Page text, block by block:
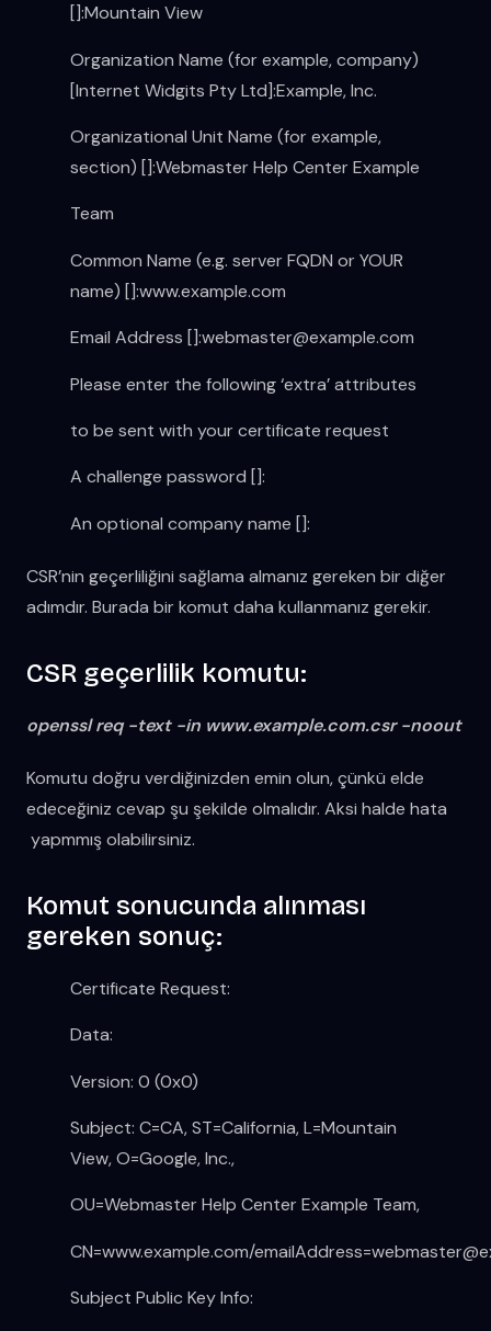
[]:Mountain View
Organization Name (for example, company)
[Internet Widgits Pty Ltd]:Example, Inc.
Organizational Unit Name (for example,
section) []:Webmaster Help Center Example
Team
Common Name (e.g. server FQDN or YOUR
name) []:www.example.com
Email Address []:webmaster@example.com
Please enter the following ‘extra’ attributes
to be sent with your certificate request
A challenge password []:
An optional company name []:
CSR’nin geçerliliğini sağlama almanız gereken bir diğer
adımdır. Burada bir komut daha kullanmanız gerekir.
CSR geçerlilik komutu:
openssl req -text -in www.example.com.csr -noout
Komutu doğru verdiğinizden emin olun, çünkü elde
edeceğiniz cevap şu şekilde olmalıdır. Aksi halde hata
yapmmış olabilirsiniz.
Komut sonucunda alınması
gereken sonuç:
Certificate Request:
Data:
Version: 0 (0x0)
Subject: C=CA, ST=California, L=Mountain
View, O=Google, Inc.,
OU=Webmaster Help Center Example Team,
CN=www.example.com/
Subject Public Key Info: